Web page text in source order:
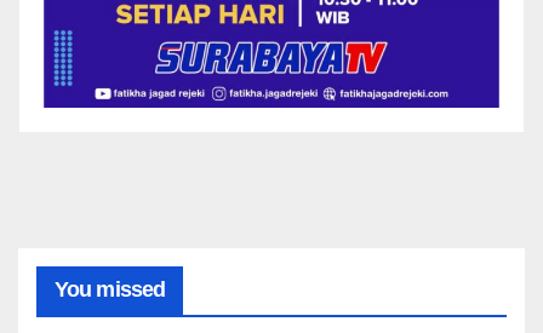
You missed